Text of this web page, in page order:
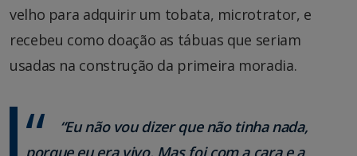
velho para adquirir um tobata, microtrator, e
recebeu como doação as tábuas que seriam
usadas na construção da primeira moradia.
“Eu não vou dizer que não tinha nada,